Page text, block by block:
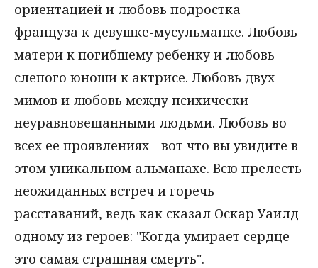
ориентацией и любовь подростка-
француза к девушке-мусульманке. Любовь
матери к погибшему ребенку и любовь
слепого юноши к актрисе. Любовь двух
мимов и любовь между психически
неуравновешанными людьми. Любовь во
всех ее проявлениях - вот что вы увидите в
этом уникальном альманахе. Всю прелесть
неожиданных встреч и горечь
расставаний, ведь как сказал Оскар Уаилд
одному из героев: "Когда умирает сердце -
это самая страшная смерть".